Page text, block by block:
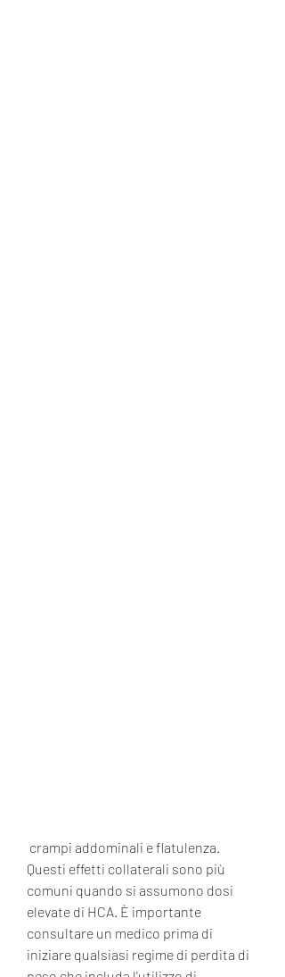
Questi effetti collaterali sono più
comuni quando si assumono dosi
elevate di HCA. È importante
consultare un medico prima di
iniziare qualsiasi regime di perdita di